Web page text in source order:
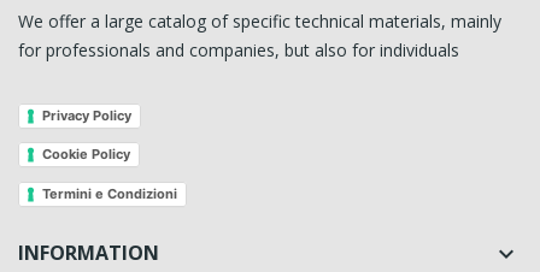
We offer a large catalog of specific technical materials, mainly
for professionals and companies, but also for individuals
Privacy Policy
Cookie Policy
Termini e Condizioni
INFORMATION 